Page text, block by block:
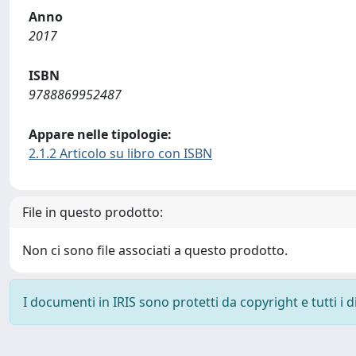
Anno
2017
ISBN
9788869952487
Appare nelle tipologie:
2.1.2 Articolo su libro con ISBN
File in questo prodotto:
Non ci sono file associati a questo prodotto.
I documenti in IRIS sono protetti da copyright e tutti i